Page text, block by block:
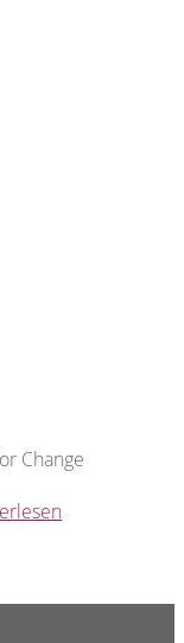
Change